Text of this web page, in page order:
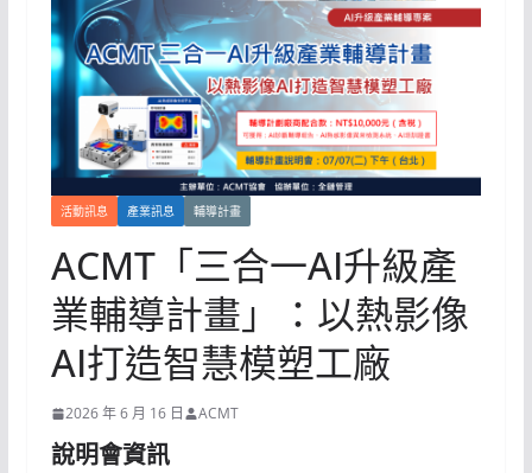
活動訊息 產業訊息 輔導計畫
ACMT「三合一AI升級產
業輔導計畫」：以熱影像
AI打造智慧模塑工廠
2026 年 6 月 16 日 ACMT
說明會資訊